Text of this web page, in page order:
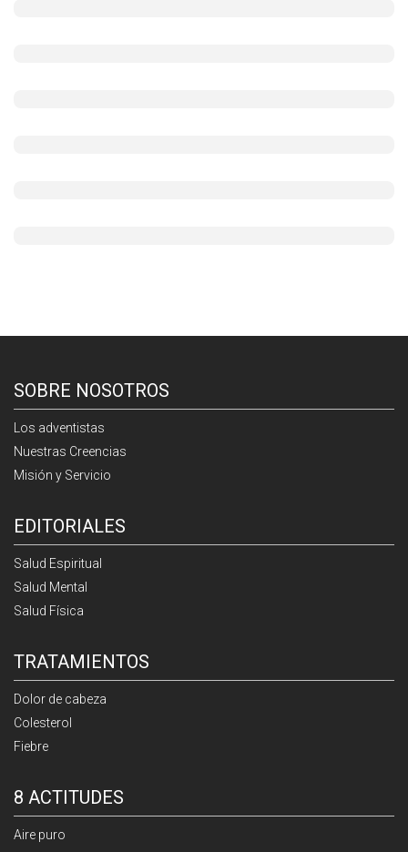
SOBRE NOSOTROS
Los adventistas
Nuestras Creencias
Misión y Servicio
EDITORIALES
Salud Espiritual
Salud Mental
Salud Física
TRATAMIENTOS
Dolor de cabeza
Colesterol
Fiebre
8 ACTITUDES
Aire puro